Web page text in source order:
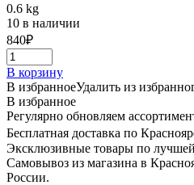
0.6 kg
10 в наличии
840₽
В корзину
В избранноеУдалить из
В избранное
Регулярно обновляем
Бесплатная доставка по
Эксклюзивные товары по
Самовывоз из магазина в
России.